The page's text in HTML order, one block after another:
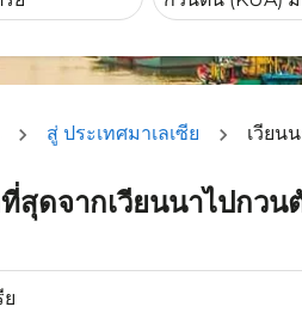
สู่ ประเทศมาเลเซีย เวียน
สุดจากเวียนนาไปกวน
ณ (ต้นทางและ/หรือปลายทาง) หรื